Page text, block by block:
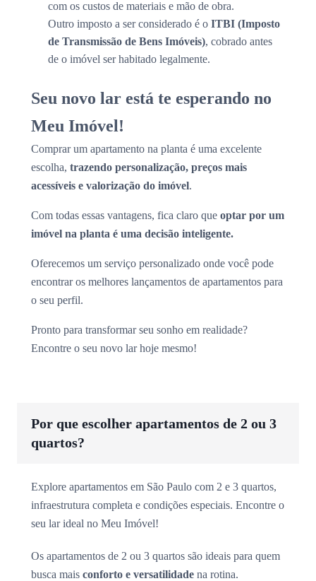
com os custos de materiais e mão de obra.
Outro imposto a ser considerado é o ITBI (Imposto
de Transmissão de Bens Imóveis), cobrado antes
de o imóvel ser habitado legalmente.
Seu novo lar está te esperando no
Meu Imóvel!
Comprar um apartamento na planta é uma excelente
escolha, trazendo personalização, preços mais
acessíveis e valorização do imóvel.
Com todas essas vantagens, fica claro que optar por um
imóvel na planta é uma decisão inteligente.
Oferecemos um serviço personalizado onde você pode
encontrar os melhores lançamentos de apartamentos para
o seu perfil.
Pronto para transformar seu sonho em realidade?
Encontre o seu novo lar hoje mesmo!
Por que escolher apartamentos de 2 ou 3
quartos?
Explore apartamentos em São Paulo com 2 e 3 quartos,
infraestrutura completa e condições especiais. Encontre o
seu lar ideal no Meu Imóvel!
Os apartamentos de 2 ou 3 quartos são ideais para quem
busca mais conforto e versatilidade na rotina.